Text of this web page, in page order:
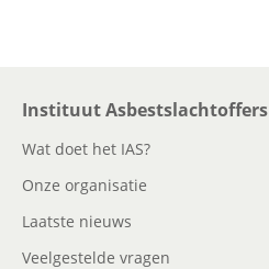
Instituut Asbestslachtoffers
Wat doet het IAS?
Onze organisatie
Laatste nieuws
Veelgestelde vragen